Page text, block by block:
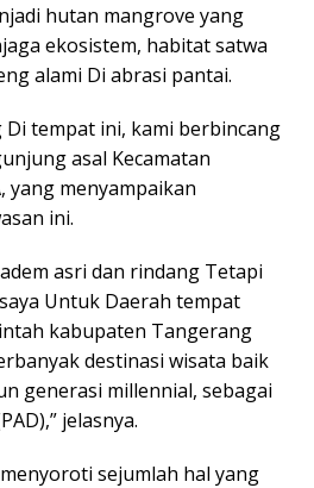
hutan mangrove yang
ekosistem, habitat satwa
alami Di abrasi pantai.
tempat ini, kami berbincang
asal Kecamatan
yang menyampaikan
ini.
asri dan rindang Tetapi
Untuk Daerah tempat
kabupaten Tangerang
destinasi wisata baik
generasi millennial, sebagai
jelasnya.
sejumlah hal yang